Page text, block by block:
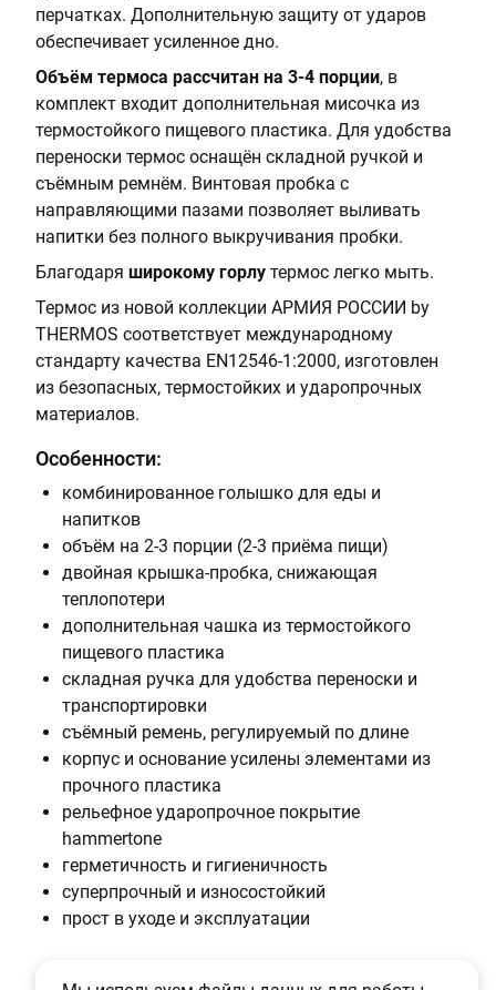
перчатках. Дополнительную защиту от ударов
обеспечивает усиленное дно.
Объём термоса рассчитан на 3-4 порции, в
комплект входит дополнительная мисочка из
термостойкого пищевого пластика. Для удобства
переноски термос оснащён складной ручкой и
съёмным ремнём. Винтовая пробка с
направляющими пазами позволяет выливать
напитки без полного выкручивания пробки.
Благодаря широкому горлу термос легко мыть.
Термос из новой коллекции АРМИЯ РОССИИ by
THERMOS соответствует международному
стандарту качества EN12546-1:2000, изготовлен
из безопасных, термостойких и ударопрочных
материалов.
Особенности:
комбинированное голышко для еды и
напитков
объём на 2-3 порции (2-3 приёма пищи)
двойная крышка-пробка, снижающая
теплопотери
дополнительная чашка из термостойкого
пищевого пластика
складная ручка для удобства переноски и
транспортировки
съёмный ремень, регулируемый по длине
корпус и основание усилены элементами из
прочного пластика
рельефное ударопрочное покрытие
hammertone
герметичность и гигиеничность
суперпрочный и износостойкий
прост в уходе и эксплуатации